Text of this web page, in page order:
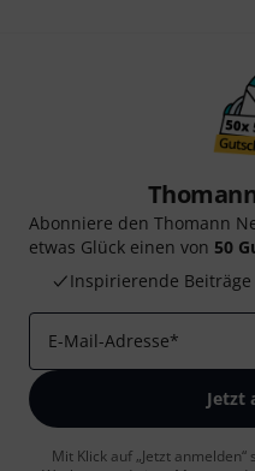
Abonniere den Thomann
etwas Glück einen von 50
Inspirierende Beiträge
E-Mail-Adresse*
Jetzt
Mit Klick auf „Jetzt